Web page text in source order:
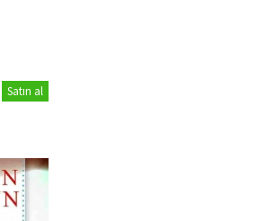
Satın al